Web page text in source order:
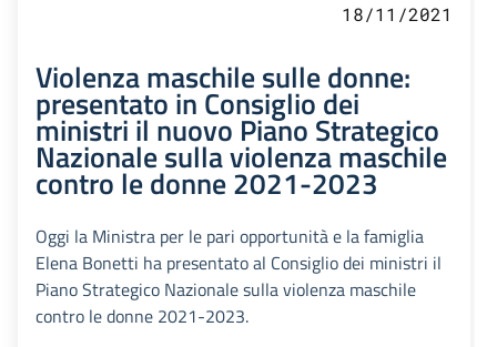
18/11/2021
Violenza maschile sulle donne:
presentato in Consiglio dei
ministri il nuovo Piano Strategico
Nazionale sulla violenza maschile
contro le donne 2021-2023
Oggi la Ministra per le pari opportunità e la famiglia
Elena Bonetti ha presentato al Consiglio dei ministri il
Piano Strategico Nazionale sulla violenza maschile
contro le donne 2021-2023.